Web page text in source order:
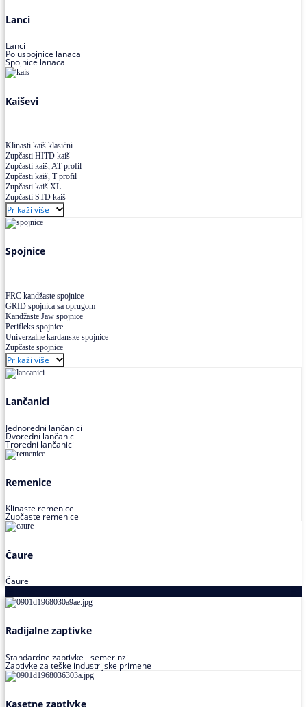
Lanci
Lanci
Poluspojnice lanaca
Spojnice lanaca
Kaiševi
Klinasti kaiš klasični
Zupčasti HITD kaiš
Zupčasti kaiš, AT profil
Zupčasti kaiš, T profil
Zupčasti kaiš XL
Zupčasti STD kaiš
Uskoprofilno klinasto remenje
Uskoprofilno klinasto remenje spojeno
Uskoprofilno klinasto remenje XP extra power
Prikaži više
Spojnice
FRC kandžaste spojnice
GRID spojnica sa oprugom
Kandžaste Jaw spojnice
Perifleks spojnice
Univerzalne kardanske spojnice
Zupčaste spojnice
Prikaži više
Lančanici
Jednoredni lančanici
Dvoredni lančanici
Troredni lančanici
Remenice
Klinaste remenice
Zupčaste remenice
Čaure
Čaure
Radijalne zaptivke
Standardne zaptivke - semerinzi
Zaptivke za teške industrijske primene
Kasetne zaptivke